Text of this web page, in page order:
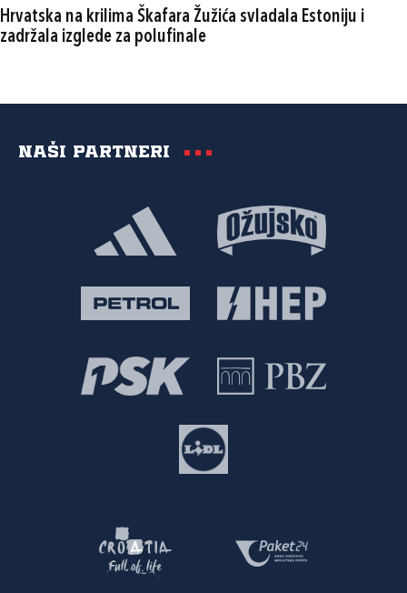
Hrvatska na krilima Škafara Žužića svladala Estoniju i
zadržala izglede za polufinale
Naši partneri